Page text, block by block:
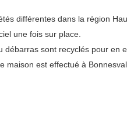
différentes dans la région
une fois sur place.
débarras sont recyclés pour
maison est effectué à